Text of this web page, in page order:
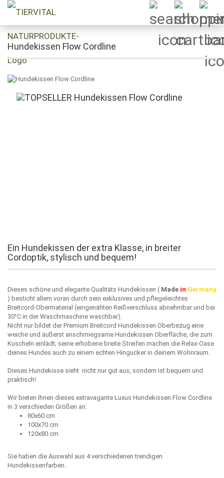
Hundekissen Flow Cordline
Ein Hundekissen der extra Klasse, in breiter
Cordoptik, stylisch und bequem!
Dieses schöne und elegante Qualitäts Hundekissen ( Made in Germany
) besticht allem voran durch sein exklusives und pflegeleichtes
Breitcord-Obermaterial (eingenähten Reißverschluss abnehmbar und bei
30°C in der Waschmaschine waschbar).
Nicht nur bildet der Premium Breitcord Hundekissen Oberbezug eine
weiche und äußerst anschmiegsame Hundekissen Oberfläche, die zum
Kuscheln einlädt; seine erhobene breite Streifen machen die Relax-Oase
deines Hundes auch zu einem echten Hingucker in deinem Wohnraum.
Dieses Hundekisse sieht nicht nur gut aus, sondern ist bequem und
praktisch!
Wir bieten Ihnen dieses extravagante Luxus Hundekissen Flow Cordline
in 3 verschieden Größen an:
80x60 cm
100x70 cm
120x80 cm
Sie haben die Auswahl aus 4 verschiedenen trendigen
Hundekissenfarben.